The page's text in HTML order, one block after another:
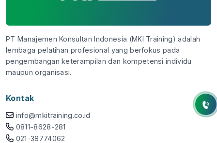
PT Manajemen Konsultan Indonesia (MKI Training) adalah
lembaga pelatihan profesional yang berfokus pada
pengembangan keterampilan dan kompetensi individu
maupun organisasi.
Kontak
info@mkitraining.co.id
0811-8628-281
021-38774062